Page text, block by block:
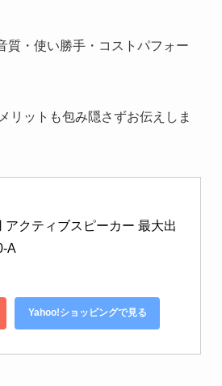
質・使い勝手・コストパフォー
リットも包み隠さずお伝えしま
クティブスピーカー 最大出
A
Yahoo!ショッピングで見る